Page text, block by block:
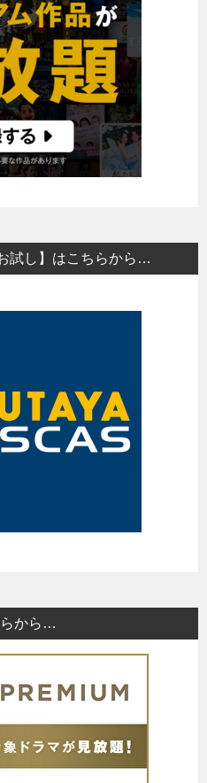
試し】はこちらから…
らから…